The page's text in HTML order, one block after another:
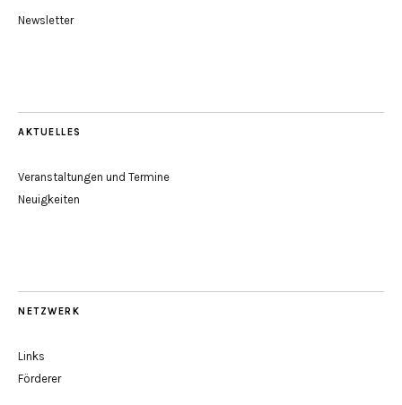
Newsletter
AKTUELLES
Veranstaltungen und Termine
Neuigkeiten
NETZWERK
Links
Förderer